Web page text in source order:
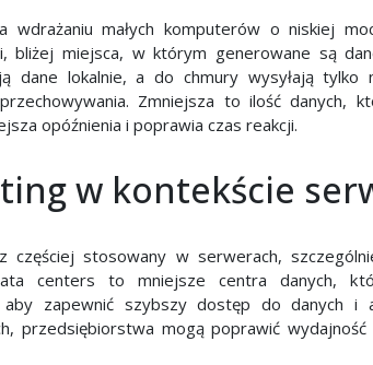
wdrażaniu małych komputerów o niskiej
bliżej miejsca, w którym generowane są
dane lokalnie, a do chmury wysyłają tylko
Zmniejsza to ilość danych,
opóźnienia i poprawia czas reakcji.
w kontekście
częściej stosowany w serwerach,
centers to mniejsze centra danych,
aby zapewnić szybszy dostęp do danych i
przedsiębiorstwa mogą poprawić wydajność